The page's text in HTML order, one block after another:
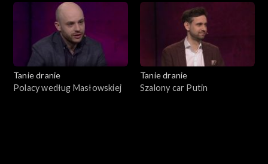
Tanie dranie
Polacy według Masłowskiej
Tanie dranie
Szalony car Putin